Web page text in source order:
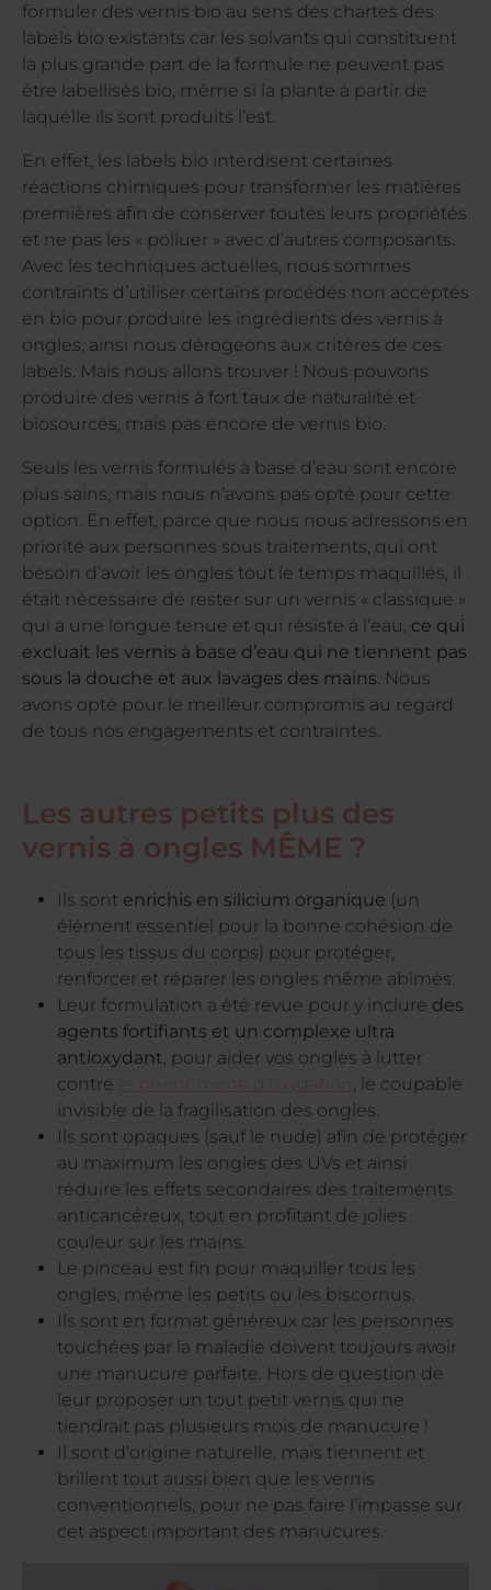
formuler des vernis bio au sens des chartes des
labels bio existants car les solvants qui constituent
la plus grande part de la formule ne peuvent pas
être labellisés bio, même si la plante à partir de
laquelle ils sont produits l’est.
En effet, les labels bio interdisent certaines
réactions chimiques pour transformer les matières
premières afin de conserver toutes leurs propriétés
et ne pas les « polluer » avec d’autres composants.
Avec les techniques actuelles, nous sommes
contraints d’utiliser certains procédés non acceptés
en bio pour produire les ingrédients des vernis à
ongles, ainsi nous dérogeons aux critères de ces
labels. Mais nous allons trouver ! Nous pouvons
produire des vernis à fort taux de naturalité et
biosourcés, mais pas encore de vernis bio.
Seuls les vernis formulés à base d’eau sont encore
plus sains, mais nous n’avons pas opté pour cette
option. En effet, parce que nous nous adressons en
priorité aux personnes sous traitements, qui ont
besoin d’avoir les ongles tout le temps maquillés, il
était nécessaire de rester sur un vernis « classique »
qui a une longue tenue et qui résiste à l’eau, ce qui
excluait les vernis à base d’eau qui ne tiennent pas
sous la douche et aux lavages des mains. Nous
avons opté pour le meilleur compromis au regard
de tous nos engagements et contraintes.
Les autres petits plus des
vernis à ongles MÊME ?
Ils sont enrichis en silicium organique (un
élément essentiel pour la bonne cohésion de
tous les tissus du corps) pour protéger,
renforcer et réparer les ongles même abîmés.
Leur formulation a été revue pour y inclure des
agents fortifiants et un complexe ultra
antioxydant, pour aider vos ongles à lutter
contre le phénomène d’oxydation , le coupable
invisible de la fragilisation des ongles.
Ils sont opaques (sauf le nude) afin de protéger
au maximum les ongles des UVs et ainsi
réduire les effets secondaires des traitements
anticancéreux, tout en profitant de jolies
couleur sur les mains.
Le pinceau est fin pour maquiller tous les
ongles, même les petits ou les biscornus.
Ils sont en format généreux car les personnes
touchées par la maladie doivent toujours avoir
une manucure parfaite. Hors de question de
leur proposer un tout petit vernis qui ne
tiendrait pas plusieurs mois de manucure !
Il sont d’origine naturelle, mais tiennent et
brillent tout aussi bien que les vernis
conventionnels, pour ne pas faire l’impasse sur
cet aspect important des manucures.